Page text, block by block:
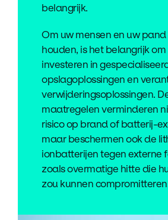
belangrijk.
Om uw mensen en uw pand
houden, is het belangrijk om
investeren in
opslagoplossingen en
verwijderingsoplossingen.
maatregelen verminderen
risico op brand of batterij-
maar beschermen ook de
ionbatterijen tegen externe
zoals overmatige hitte die
zou kunnen